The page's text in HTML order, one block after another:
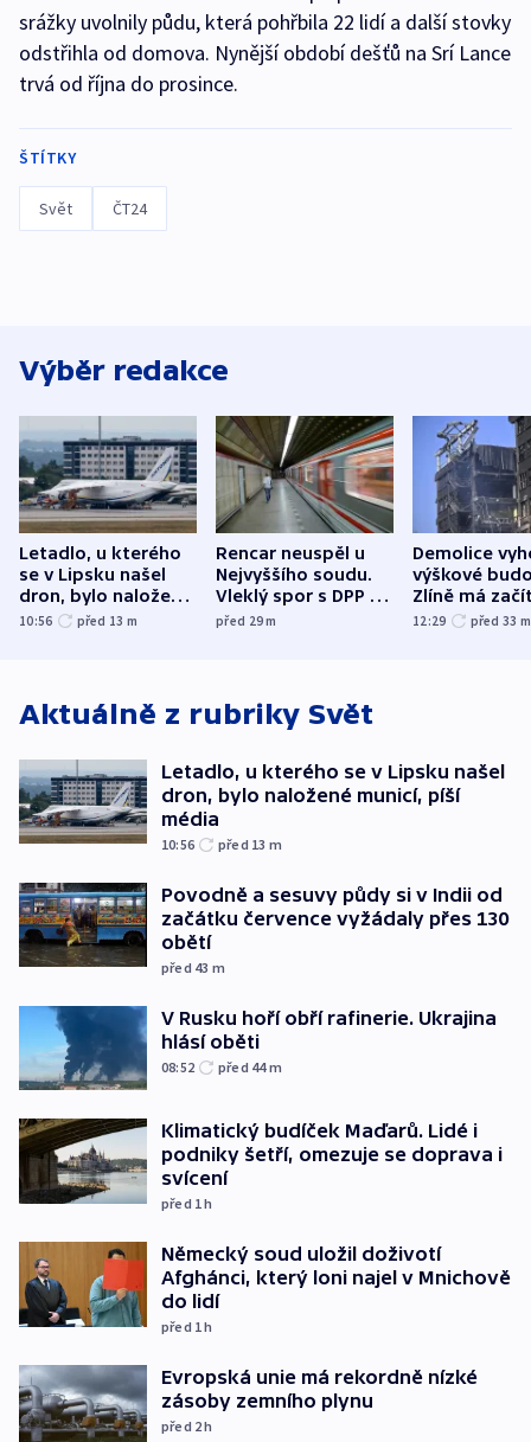
srážky uvolnily půdu, která pohřbila 22 lidí a další stovky
odstřihla od domova. Nynější období dešťů na Srí Lance
trvá od října do prosince.
ŠTÍTKY
Svět ČT24
Výběr redakce
Letadlo, u kterého
se v Lipsku našel
dron, bylo naložené
municí, píší média
10:56 před 13 m
Rencar neuspěl u
Nejvyššího soudu.
Vleklý spor s DPP o
reklamní plochu
před 29m
Demolice
výškové
Zlíně má
odpoledne
12:29 před 33 m
Aktuálně z rubriky Svět
Letadlo, u kterého se v Lipsku našel
dron, bylo naložené municí, píší
média
10:56 před 13 m
Povodně a sesuvy půdy si v Indii od
začátku července vyžádaly přes 130
obětí
před 43 m
V Rusku hoří obří rafinerie. Ukrajina
hlásí oběti
08:52 před 44m
Klimatický budíček Maďarů. Lidé i
podniky šetří, omezuje se doprava i
svícení
před 1h
Německý soud uložil doživotí
Afghánci, který loni najel v Mnichově
do lidí
před 1h
Evropská unie má rekordně nízké
zásoby zemního plynu
před 2h